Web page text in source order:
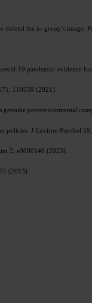
the in-group’s image.
19 pandemic: evidence
110559 (2021).
proenvironmental
policies. J Environ Psychol
2, e0000146 (2023).
(2013).